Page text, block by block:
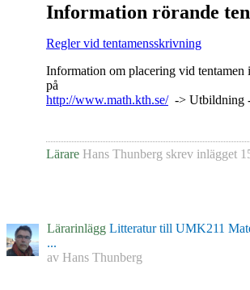
Information rörande
Regler vid tentamensskrivning
Information om placering vid tentamen
på
http://www.math.kth.se/-> Utbildning -
Lärare Hans Thunberg skrev inlägget
Lärarinlägg Litteratur till UMK211
...
av Hans Thunberg